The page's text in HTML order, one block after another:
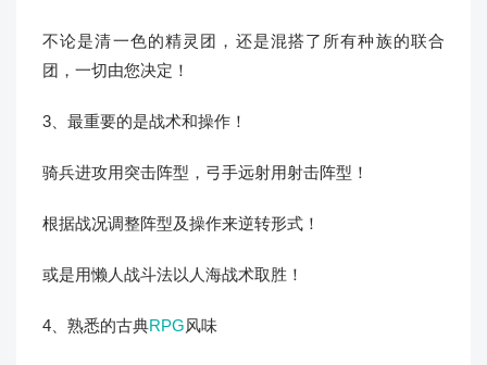
不论是清一色的精灵团，还是混搭了所有种族的联合
团，一切由您决定！
3、最重要的是战术和操作！
骑兵进攻用突击阵型，弓手远射用射击阵型！
根据战况调整阵型及操作来逆转形式！
或是用懒人战斗法以人海战术取胜！
4、熟悉的古典RPG风味